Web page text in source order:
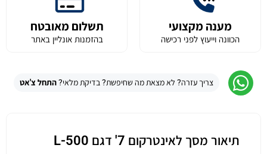
מענה מקצועי
הכוונה וייעוץ לפני רכישה
תשלום מאובטח
בהזמנות אונליין באתר
צריך עזרה? לא מצאת מה שחיפשת? בדיקת מלאי?התחל צ'אט
תיאור מסך לאינטרקום 7' דגם L-500